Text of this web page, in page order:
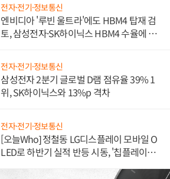
전자·전기·정보통신
엔비디아 '루빈 울트라'에도 HBM4 탑재 검
토, 삼성전자·SK하이닉스 HBM4 수율에 주
전자·전기·정보통신
삼성전자 2분기 글로벌 D램 점유율 39% 1
위, SK하이닉스와 13%p 격차
전자·전기·정보통신
[오늘Who] 정철동 LG디스플레이 모바일 O
LED로 하반기 실적 반등 시동, '칩플레이